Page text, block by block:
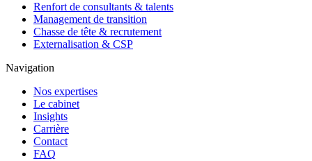
Renfort de consultants & talents
Management de transition
Chasse de tête & recrutement
Externalisation & CSP
Navigation
Nos expertises
Le cabinet
Insights
Carrière
Contact
FAQ